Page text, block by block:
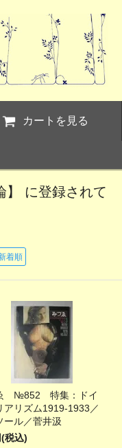
カートを見る
】 に登録されて
着順
№852 特集：ドイ
アリズム1919-1933／
ール／菅井汲
税込)